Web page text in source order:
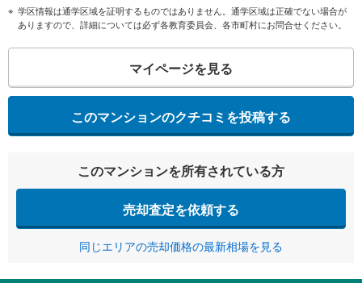
学区情報は通学区域を証明するものではありません。通学区域は正確でない場合が
ありますので、詳細については必ず各教育委員会、各市町村にお問合せください。
マイページを見る
このマンションのクチコミを投稿する
このマンションを所有されている方
売却査定を依頼する
同じエリアの売却価格の最新相場を見る